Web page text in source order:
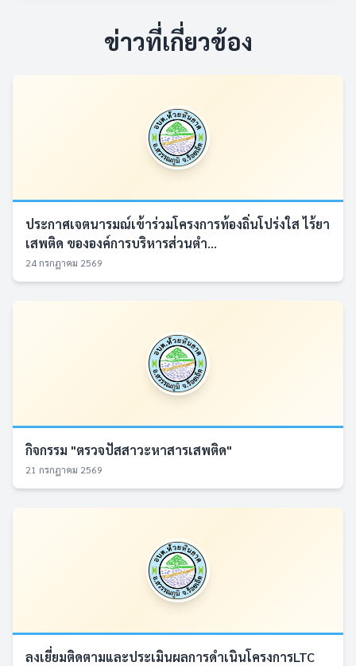
ข่าวที่เกี่ยวข้อง
ประกาศเจตนารมณ์เข้าร่วมโครงการท้องถิ่นโปร่งใส ไร้ยา
เสพติด ขององค์การบริหารส่วนตำ...
24 กรกฎาคม 2569
กิจกรรม "ตรวจปัสสาวะหาสารเสพติด"
21 กรกฎาคม 2569
ลงเยี่ยมติดตามและประเมินผลการดำเนินโครงการLTC